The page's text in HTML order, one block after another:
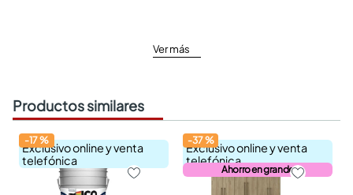
Ver más
Productos similares
Exclusivo online y venta
telefónica
-17%
Exclusivo online y venta
telefónica
Ahorro en grande
-37%